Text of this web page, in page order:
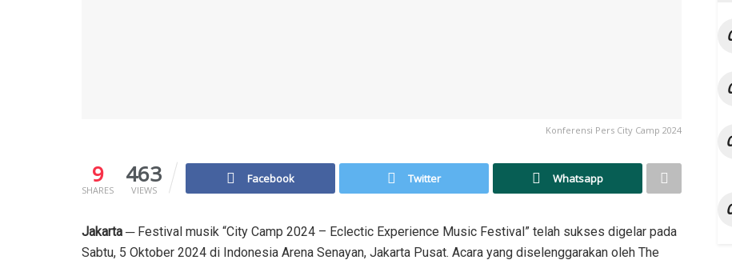
Konferensi Pers City Camp 2024
9
SHARES
463
VIEWS
Facebook Twitter Whatsapp
Jakarta ─ Festival musik “City Camp 2024 – Eclectic Experience Music Festival” telah sukses digelar pada
Sabtu, 5 Oktober 2024 di Indonesia Arena Senayan, Jakarta Pusat. Acara yang diselenggarakan oleh The